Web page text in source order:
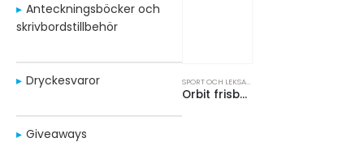
Anteckningsböcker och
skrivbordstillbehör
Dryckesvaror
Giveaways
SPORT OCH LEKSAKER
Orbit frisbee av återvunnen plast